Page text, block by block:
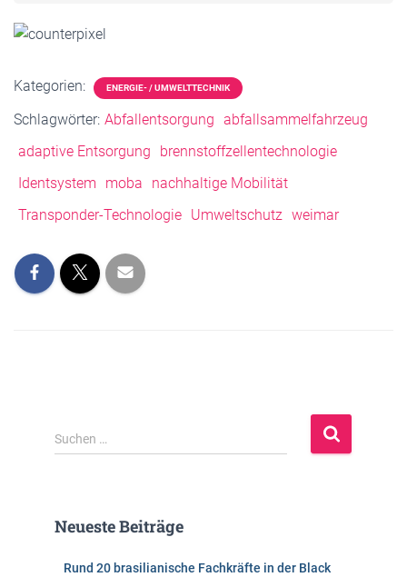
Kategorien: ENERGIE- / UMWELTTECHNIK
Schlagwörter: Abfallentsorgung abfallsammelfahrzeug
adaptive Entsorgung
brennstoffzellentechnologie
Identsystem
moba
nachhaltige Mobilität
Transponder-Technologie Umweltschutz weimar
S
u
n
Suchen …
Neueste Beiträge
Rund 20 brasilianische Fachkräfte in der Black